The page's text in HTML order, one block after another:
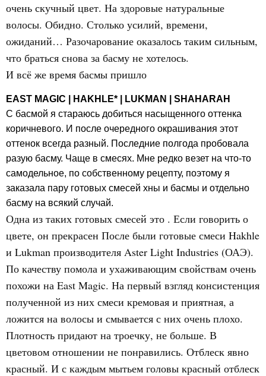
очень скучный цвет. На здоровые натуральные
волосы. Обидно. Столько усилий, времени,
ожиданий… Разочарование оказалось таким сильным,
что браться снова за басму не хотелось.
И всё же время басмы пришло
EAST MAGIC | HAKHLE* | LUKMAN | SHAHARAH
С басмой я стараюсь добиться насыщенного оттенка
коричневого. И после очередного окрашивания этот
оттенок всегда разный. Последние полгода пробовала
разую басму. Чаще в смесях. Мне редко везет на что-то
самодельное, по собственному рецепту, поэтому я
заказала пару готовых смесей хны и басмы и отдельно
басму на всякий случай.
Одна из таких готовых смесей это . Если говорить о
цвете, он прекрасен После были готовые смеси Hakhle
и Lukman производителя Aster Light Industries (ОАЭ).
По качеству помола и ухаживающим свойствам очень
похожи на East Magic. На первый взгляд консистенция
полученной из них смеси кремовая и приятная, а
ложится на волосы и смывается с них очень плохо.
Плотность придают на троечку, не больше. В
цветовом отношении не понравились. Отблеск явно
красный. И с каждым мытьем головы красный отблеск